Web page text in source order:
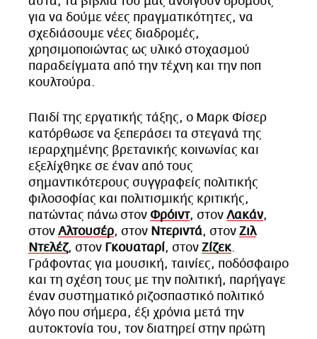
για να δούμε νέες πραγματικότητες, να
σχεδιάσουμε νέες διαδρομές,
χρησιμοποιώντας ως υλικό στοχασμού
παραδείγματα από την τέχνη και την ποπ
κουλτούρα.
Παιδί της εργατικής τάξης, ο Μαρκ Φίσερ
κατόρθωσε να ξεπεράσει τα στεγανά της
ιεραρχημένης βρετανικής κοινωνίας και
εξελίχθηκε σε έναν από τους
σημαντικότερους συγγραφείς πολιτικής
φιλοσοφίας και πολιτισμικής κριτικής,
πατώντας πάνω στον Φρόιντ, στον Λακάν,
στον Αλτουσέρ, στον Ντεριντά, στον Ζιλ
Ντελέζ, στον Γκουαταρί, στον Ζίζεκ.
Γράφοντας για μουσική, ταινίες, ποδόσφαιρο
και τη σχέση τους με την πολιτική, παρήγαγε
έναν συστηματικό ριζοσπαστικό πολιτικό
λόγο που σήμερα, έξι χρόνια μετά την
αυτοκτονία του, τον διατηρεί στην πρώτη